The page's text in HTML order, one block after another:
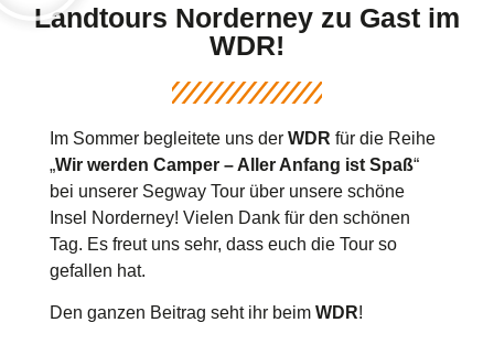
Landtours Norderney zu Gast im
WDR!
Im Sommer begleitete uns der WDR für die Reihe
„Wir werden Camper – Aller Anfang ist Spaß“
bei unserer Segway Tour über unsere schöne
Insel Norderney! Vielen Dank für den schönen
Tag. Es freut uns sehr, dass euch die Tour so
gefallen hat.
Den ganzen Beitrag seht ihr beim WDR!